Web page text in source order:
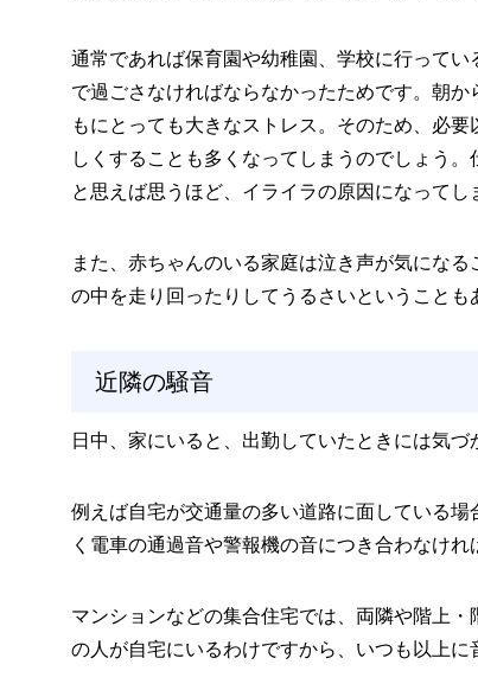
通常であれば保育園や幼稚園、学校に行って
で過ごさなければならなかったためです。朝
もにとっても大きなストレス。そのため、必
しくすることも多くなってしまうのでしょう
と思えば思うほど、イライラの原因になってし
また、赤ちゃんのいる家庭は泣き声が気にな
の中を走り回ったりしてうるさいということも
近隣の騒音
日中、家にいると、出勤していたときには気
例えば自宅が交通量の多い道路に面している
く電車の通過音や警報機の音につき合わなけれ
マンションなどの集合住宅では、両隣や階上
の人が自宅にいるわけですから、いつも以上に